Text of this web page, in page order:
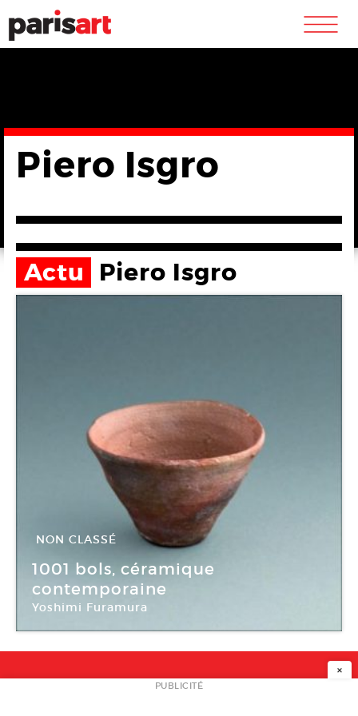
m
Piero Isgro
Actu Piero Isgro
NON CLASSÉ
04 Déc -06 Mar 2011
1001 bols, céramique
contemporaine
Yoshimi Furamura
NEWSLETTER
×
PUBLICITÉ